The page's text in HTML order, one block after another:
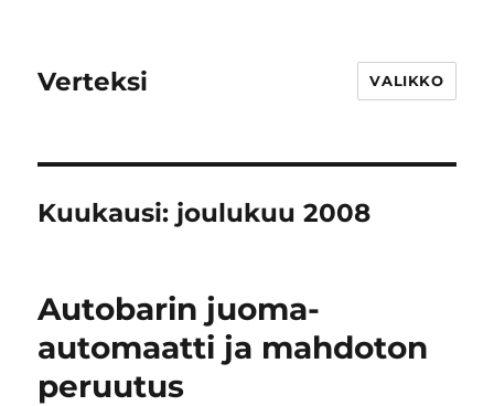
Verteksi VALIKKO
Kuukausi: joulukuu 2008
Autobarin juoma-
automaatti ja mahdoton
peruutus